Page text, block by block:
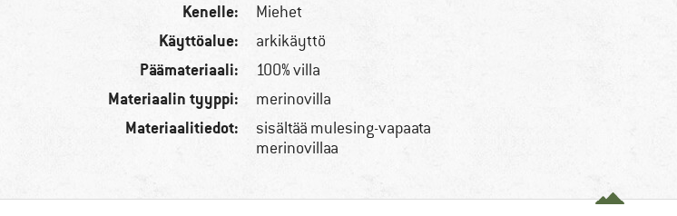
Kenelle: Miehet
Käyttöalue: arkikäyttö
Päämateriaali: 100% villa
Materiaalin tyyppi: merinovilla
Materiaalitiedot:
sisältää mulesing-vapaata
merinovillaa